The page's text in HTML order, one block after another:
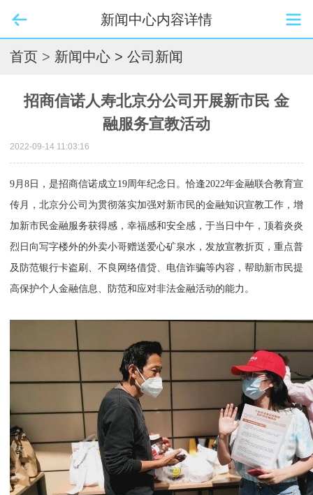
新闻中心内容详情
首页 > 新闻中心 > 公司新闻
招商信诺人寿北京分公司开展新市民 金
融服务宣教活动
2022-09-14 11:03:16
9月8日，是招商信诺成立19周年纪念日。恰逢2022年金融联合教育宣
传月，北京分公司为贯彻落实加强对新市民的金融知识宣教工作，增
加新市民金融服务获得感，幸福感和安全感，于当日中午，顶着炎炎
烈日向写字楼外的外卖小哥赠送爱心矿泉水，发放宣教折页，重点普
及防范银行卡盗刷、不良网络借贷、电信诈骗等内容，帮助新市民提
高保护个人金融信息、防范和应对非法金融活动的能力。